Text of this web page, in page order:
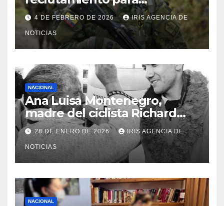
bachilleres a partir de este
viernes 6 de febrero
4 DE FEBRERO DE 2026 IRIS AGENCIA DE
NOTICIAS
NACIONAL
Ana Luisa Montenegro,
madre del ciclista Richard
Carapaz falleció en Tulcán, a
los 73 años
28 DE ENERO DE 2026 IRIS AGENCIA DE
NOTICIAS
NACIONAL